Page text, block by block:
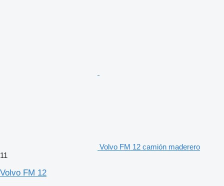
Volvo FM 12 camión maderero
11
Volvo FM 12